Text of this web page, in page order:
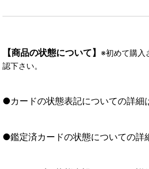
【商品の状態について】 ※初めて購入
認下さい。
●カードの状態表記についての詳細
●鑑定済カードの状態についての詳